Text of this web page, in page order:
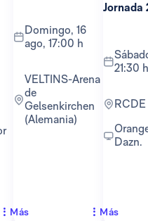
domingo, 16
ago, 17:00 h
VELTINS-Arena
de
Gelsenkirchen
(Alemania)
Más
Jornada
sábado, 22 ago,
21:30 h
Orange TV y
Dazn.
Más